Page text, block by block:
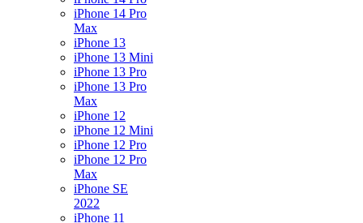
iPhone 14 Pro
Max
iPhone 13
iPhone 13 Mini
iPhone 13 Pro
iPhone 13 Pro
Max
iPhone 12
iPhone 12 Mini
iPhone 12 Pro
iPhone 12 Pro
Max
iPhone SE
2022
iPhone 11